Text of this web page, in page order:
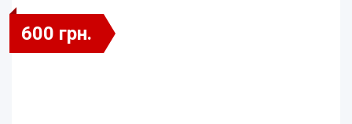
600 грн.